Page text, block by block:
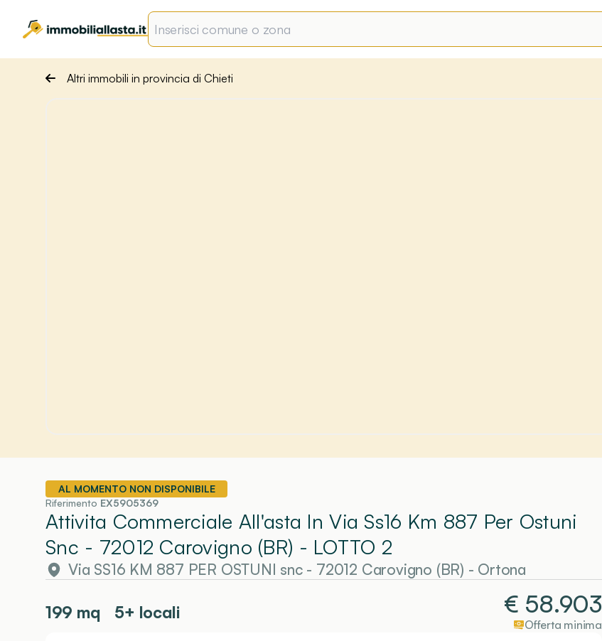
Altri immobili in provincia di Chieti
AL MOMENTO NON DISPONIBILE
Riferimento EX5905369
Attivita Commerciale All'asta In Via Ss16 Km 887 Per Ostuni
Snc - 72012 Carovigno (BR) - LOTTO 2
Via SS16 KM 887 PER OSTUNI snc - 72012 Carovigno (BR) - Ortona
199 mq 5+ locali € 58.903
Offerta minima